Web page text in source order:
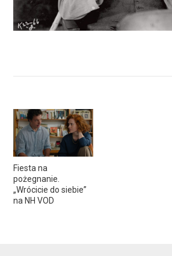
Fiesta na
pożegnanie.
„Wrócicie do siebie”
na NH VOD